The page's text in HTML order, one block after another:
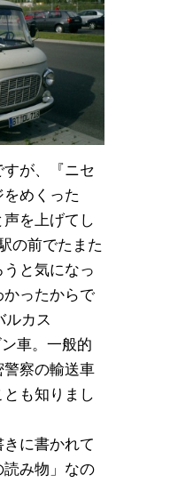
が、『ニセ
をめくった
を上げてし
の前でたまた
と気になっ
かったからで
ルカス
車。一般的
警察の輸送車
も知りまし
きに書かれて
読み物」なの